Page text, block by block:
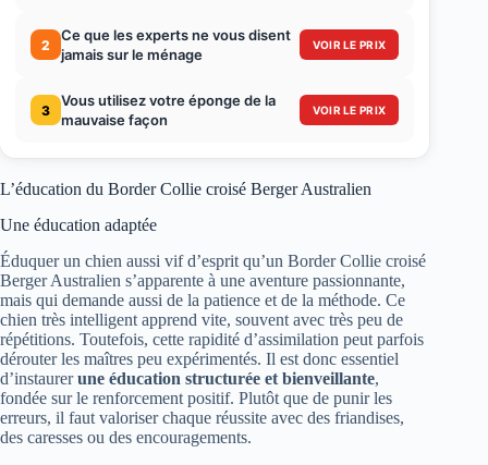
2
Ce que les experts ne vous disent
jamais sur le ménage
VOIR LE PRIX
3
Vous utilisez votre éponge de la
mauvaise façon
VOIR LE PRIX
L’éducation du Border Collie croisé Berger Australien
Une éducation adaptée
Éduquer un chien aussi vif d’esprit qu’un Border Collie croisé
Berger Australien s’apparente à une aventure passionnante,
mais qui demande aussi de la patience et de la méthode. Ce
chien très intelligent apprend vite, souvent avec très peu de
répétitions. Toutefois, cette rapidité d’assimilation peut parfois
dérouter les maîtres peu expérimentés. Il est donc essentiel
d’instaurerune éducation structurée et bienveillante,
fondée sur le renforcement positif. Plutôt que de punir les
erreurs, il faut valoriser chaque réussite avec des friandises,
des caresses ou des encouragements.